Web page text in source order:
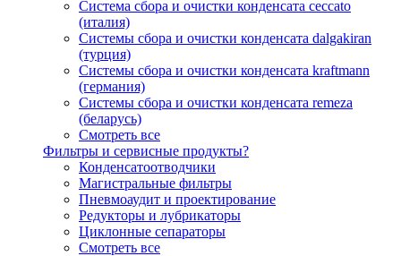
Система сбора и очистки конденсата ceccato
(италия)
Системы сбора и очистки конденсата dalgakiran
(турция)
Системы сбора и очистки конденсата kraftmann
(германия)
Системы сбора и очистки конденсата remeza
(беларусь)
Смотреть все
Фильтры и сервисные продукты?
Конденсатоотводчики
Магистральные фильтры
Пневмоаудит и проектирование
Редукторы и лубрикаторы
Циклонные сепараторы
Смотреть все